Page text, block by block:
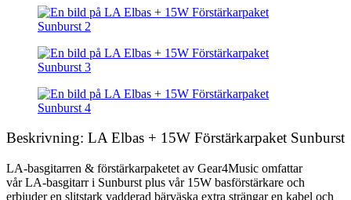
Beskrivning: LA Elbas + 15W Förstärkarpaket Sunburst
LA-basgitarren & förstärkarpaketet av Gear4Music omfattar
vår LA-basgitarr i Sunburst plus vår 15W basförstärkare och
erbjuder en slitstark vadderad bärväska extra strängar en kabel och